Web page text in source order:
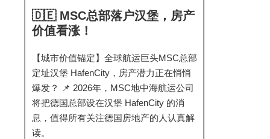
🇩🇪 MSC总部落户汉堡，房产
价值看涨！
【城市价值锚定】全球航运巨头MSC总部
定址汉堡 HafenCity，房产潜力正在悄悄
爆发？ 📌 2026年，MSC地中海航运公司
将把德国总部设在汉堡 HafenCity 的消
息，值得所有关注德国房地产的人认真解
读。